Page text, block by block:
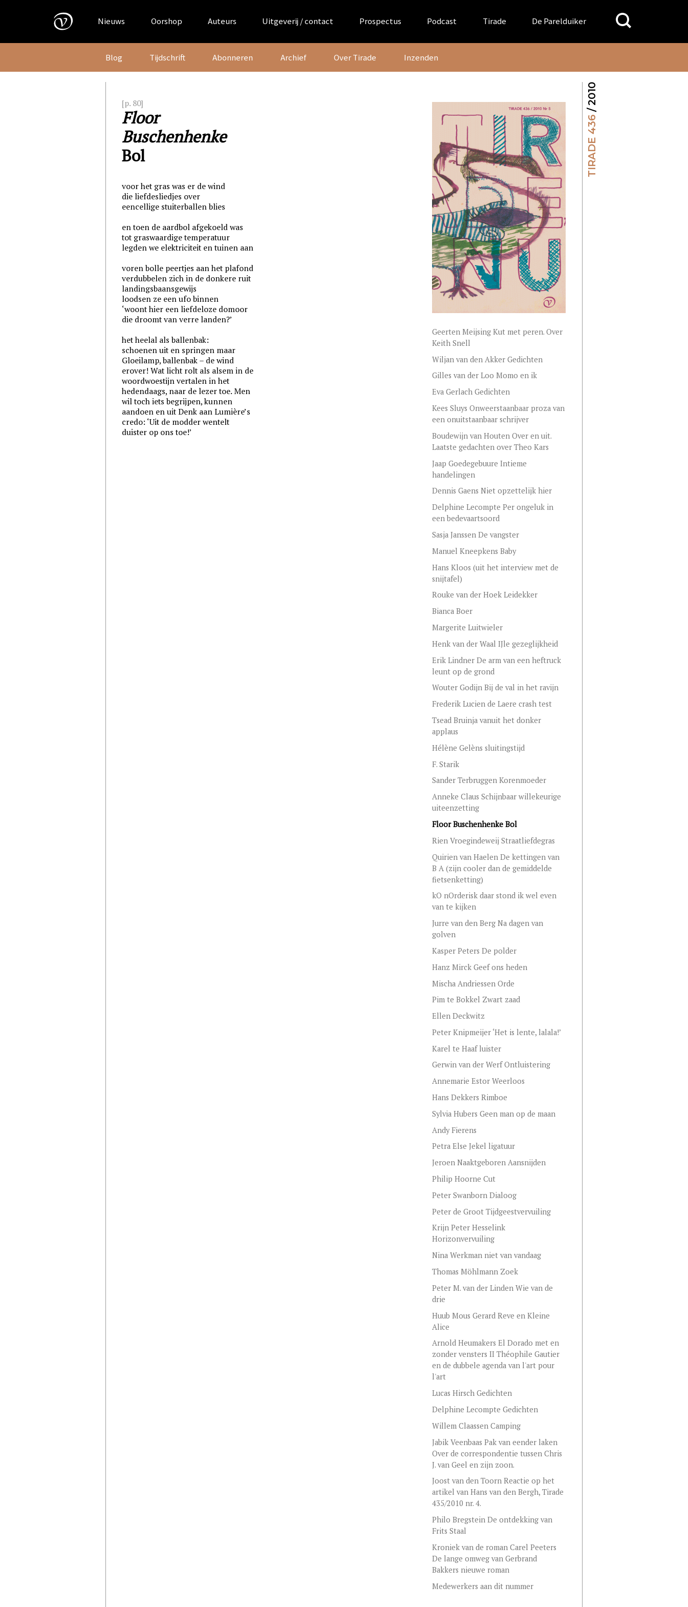
Nieuws Oorshop Auteurs Uitgeverij / contact Prospectus Podcast Tirade De Parelduiker
Search
for:
Blog Tijdschrift Abonneren Archief Over Tirade Inzenden
TIRADE 436
/ 2010
[p. 80]
Floor
Buschenhenke
Bol
voor het gras was er de wind
die liefdesliedjes over
eencellige stuiterballen blies
en toen de aardbol afgekoeld was
tot graswaardige temperatuur
legden we elektriciteit en tuinen aan
voren bolle peertjes aan het plafond
verdubbelen zich in de donkere ruit
landingsbaansgewijs
loodsen ze een ufo binnen
‘woont hier een liefdeloze domoor
die droomt van verre landen?’
het heelal als ballenbak:
schoenen uit en springen maar
Gloeilamp, ballenbak – de wind
erover! Wat licht rolt als alsem in de
woordwoestijn vertalen in het
hedendaags, naar de lezer toe. Men
wil toch iets begrijpen, kunnen
aandoen en uit Denk aan Lumière’s
credo: ‘Uit de modder wentelt
duister op ons toe!’
Geerten Meijsing Kut met peren. Over
Keith Snell
Wiljan van den Akker Gedichten
Gilles van der Loo Momo en ik
Eva Gerlach Gedichten
Kees Sluys Onweerstaanbaar proza van
een onuitstaanbaar schrijver
Boudewijn van Houten Over en uit.
Laatste gedachten over Theo Kars
Jaap Goedegebuure Intieme
handelingen
Dennis Gaens Niet opzettelijk hier
Delphine Lecompte Per ongeluk in
een bedevaartsoord
Sasja Janssen De vangster
Manuel Kneepkens Baby
Hans Kloos (uit het interview met de
snijtafel)
Rouke van der Hoek Leidekker
Bianca Boer
Margerite Luitwieler
Henk van der Waal IJle gezeglijkheid
Erik Lindner De arm van een heftruck
leunt op de grond
Wouter Godijn Bij de val in het ravijn
Frederik Lucien de Laere crash test
Tsead Bruinja vanuit het donker
applaus
Hélène Gelèns sluitingstijd
F. Starik
Sander Terbruggen Korenmoeder
Anneke Claus Schijnbaar willekeurige
uiteenzetting
Floor Buschenhenke Bol
Rien Vroegindeweij Straatliefdegras
Quirien van Haelen De kettingen van
B A (zijn cooler dan de gemiddelde
fietsenketting)
kO nOrderisk daar stond ik wel even
van te kijken
Jurre van den Berg Na dagen van
golven
Kasper Peters De polder
Hanz Mirck Geef ons heden
Mischa Andriessen Orde
Pim te Bokkel Zwart zaad
Ellen Deckwitz
Peter Knipmeijer ‘Het is lente, lalala!’
Karel te Haaf luister
Gerwin van der Werf Ontluistering
Annemarie Estor Weerloos
Hans Dekkers Rimboe
Sylvia Hubers Geen man op de maan
Andy Fierens
Petra Else Jekel ligatuur
Jeroen Naaktgeboren Aansnijden
Philip Hoorne Cut
Peter Swanborn Dialoog
Peter de Groot Tijdgeestvervuiling
Krijn Peter Hesselink
Horizonvervuiling
Nina Werkman niet van vandaag
Thomas Möhlmann Zoek
Peter M. van der Linden Wie van de
drie
Huub Mous Gerard Reve en Kleine
Alice
Arnold Heumakers El Dorado met en
zonder vensters II Théophile Gautier
en de dubbele agenda van l'art pour
l'art
Lucas Hirsch Gedichten
Delphine Lecompte Gedichten
Willem Claassen Camping
Jabik Veenbaas Pak van eender laken
Over de correspondentie tussen Chris
J. van Geel en zijn zoon.
Joost van den Toorn Reactie op het
artikel van Hans van den Bergh, Tirade
435/2010 nr. 4.
Philo Bregstein De ontdekking van
Frits Staal
Kroniek van de roman Carel Peeters
De lange omweg van Gerbrand
Bakkers nieuwe roman
Medewerkers aan dit nummer